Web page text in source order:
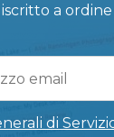
a ordine
di